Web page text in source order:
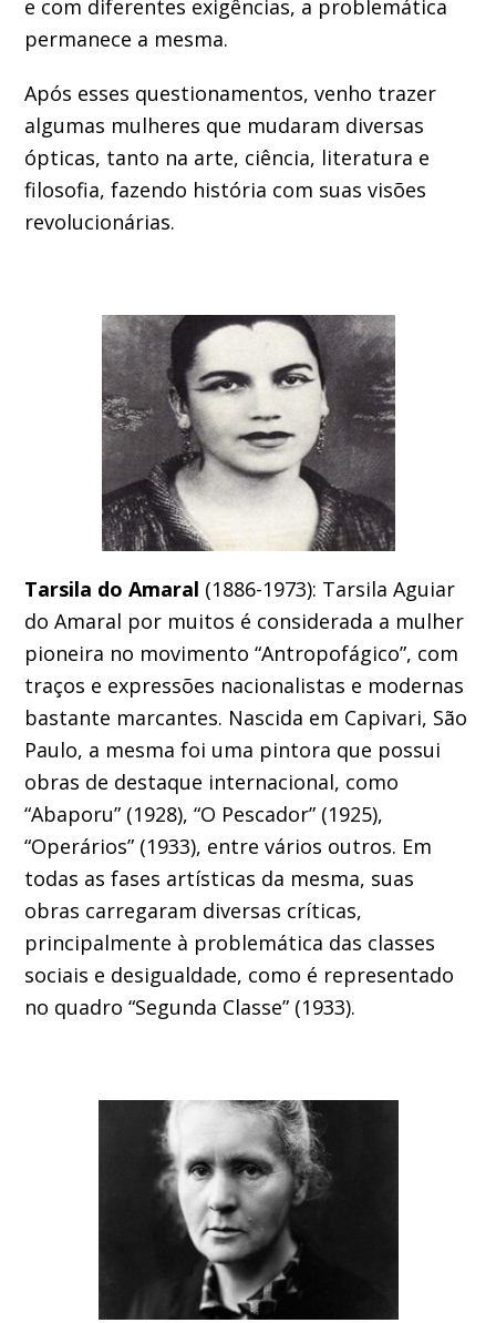
e com diferentes exigências, a problemática
permanece a mesma.
Após esses questionamentos, venho trazer
algumas mulheres que mudaram diversas
ópticas, tanto na arte, ciência, literatura e
filosofia, fazendo história com suas visões
revolucionárias.
Tarsila do Amaral (1886-1973): Tarsila Aguiar
do Amaral por muitos é considerada a mulher
pioneira no movimento “Antropofágico”, com
traços e expressões nacionalistas e modernas
bastante marcantes. Nascida em Capivari, São
Paulo, a mesma foi uma pintora que possui
obras de destaque internacional, como
“Abaporu” (1928), “O Pescador” (1925),
“Operários” (1933), entre vários outros. Em
todas as fases artísticas da mesma, suas
obras carregaram diversas críticas,
principalmente à problemática das classes
sociais e desigualdade, como é representado
no quadro “Segunda Classe” (1933).